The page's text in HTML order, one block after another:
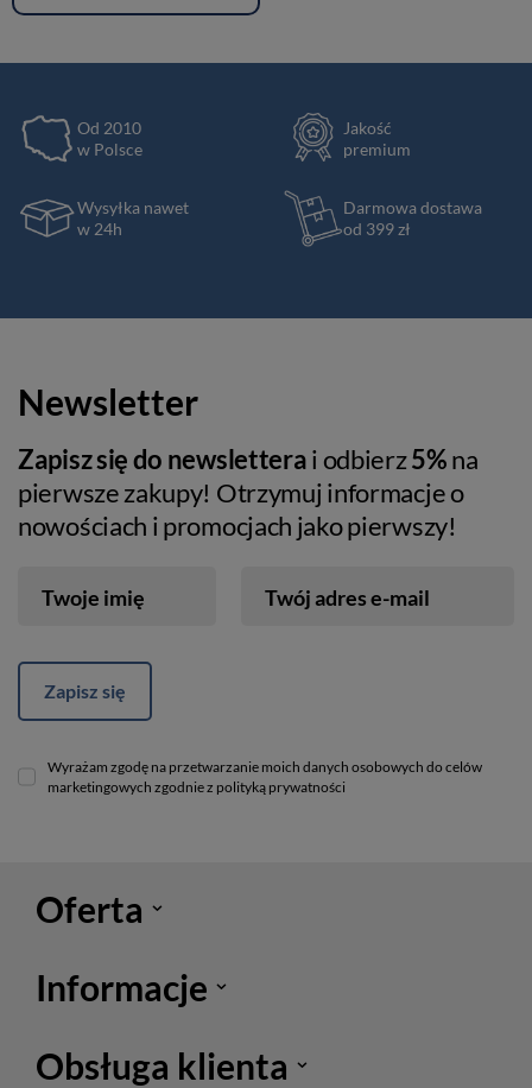
Od 2010
w Polsce
Jakość
premium
Wysyłka nawet
w 24h
Darmowa dostawa
od 399 zł
Newsletter
Zapisz się do newsletterai odbierz5%na
pierwsze zakupy! Otrzymuj informacje o
nowościach i promocjach jako pierwszy!
Twoje imię Twój adres e-mail
Zapisz się
Wyrażam zgodę na przetwarzanie moich danych osobowych do celów
marketingowych zgodnie z polityką prywatności
Oferta
Informacje
Obsługa klienta